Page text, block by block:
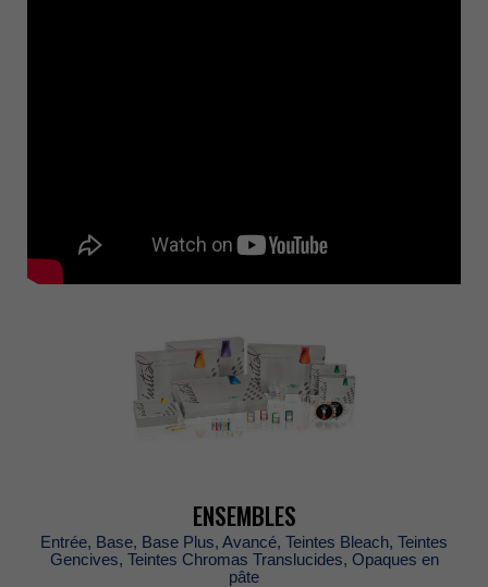
ENSEMBLES
Entrée,Base,BasePlus,Avancé,TeintesBleach,Teintes
Gencives,TeintesChromasTranslucides,Opaquesen
pâte